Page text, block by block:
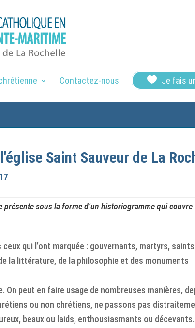
Contactez-nous  Je fais
Saint Sauveur de La
présente sous la forme d’un historiogramme qui
qui l’ont marquée : gouvernants, martyrs,
la littérature, de la philosophie et des monuments
peut en faire usage de nombreuses manières,
ou non chrétiens, ne passons pas
beaux ou laids, enthousiasmants ou décevants.